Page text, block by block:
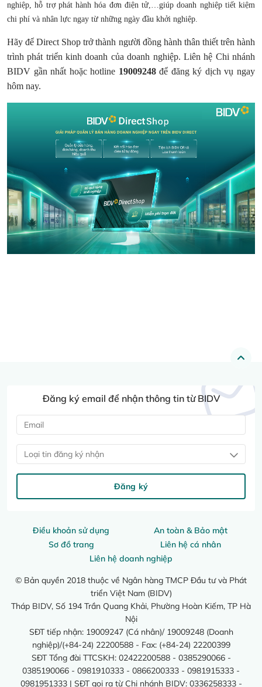
nghiệp, hỗ trợ phát hành hóa đơn điện tử,…giúp doanh nghiệp tiết kiệm
chi phí và nhân lực ngay từ những ngày đầu khởi nghiệp.
Hãy để Direct Shop trở thành người đồng hành thân thiết trên hành
trình phát triển kinh doanh của doanh nghiệp. Liên hệ Chi nhánh
BIDV gần nhất hoặc hotline 19009248để đăng ký dịch vụ ngay
hôm nay.
Điều khoản sử dụng
An toàn & Bảo mật
Sơ đồ trang
Liên hệ cá nhân
Liên hệ doanh nghiệp
© Bản quyền 2018 thuộc về Ngân hàng TMCP Đầu tư và Phát
triển Việt Nam (BIDV)
Tháp BIDV, Số 194 Trần Quang Khải, Phường Hoàn Kiếm, TP Hà
Nội
SĐT tiếp nhận: 19009247 (Cá nhân)/ 19009248 (Doanh
nghiệp)/(+84-24) 22200588 - Fax: (+84-24) 22200399
SĐT Tổng đài TTCSKH: 02422200588 - 0385290066 -
0385190066 - 0981910333 - 0866200333 - 0981915333 -
0981951333 | SĐT gọi ra từ Chi nhánh BIDV: 0336258333 -
Đăng ký email để nhận thông tin từ BIDV
Loại tin đăng ký nhận
Đăng ký